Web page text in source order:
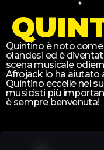
Quintino è noto
olandesi ed è
scena musicale
Afrojack lo ha aiutato
Quintino eccelle nel
musicisti più
è sempre benvenuta!